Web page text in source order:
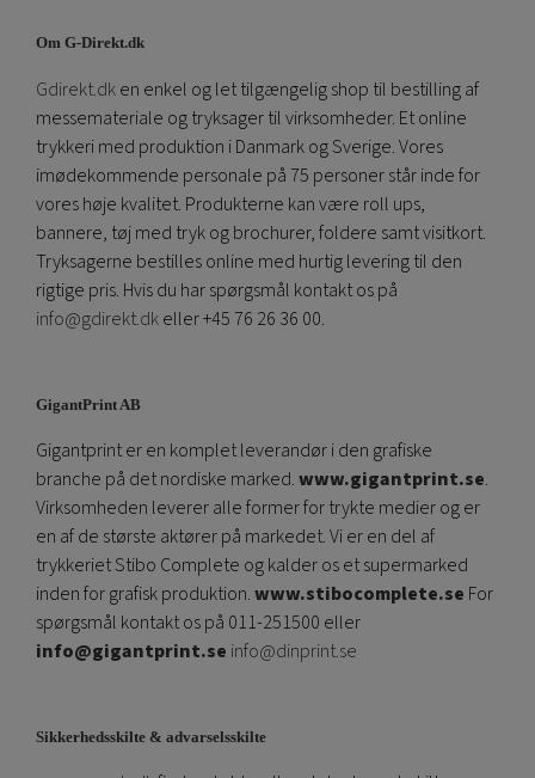
Om G-Direkt.dk
Gdirekt.dken enkel og let tilgængelig shop til bestilling af
messemateriale og tryksager til virksomheder. Et online
trykkeri med produktion i Danmark og Sverige. Vores
imødekommende personale på 75 personer står inde for
vores høje kvalitet. Produkterne kan være roll ups,
bannere, tøj med tryk og brochurer, foldere samt visitkort.
Tryksagerne bestilles online med hurtig levering til den
rigtige pris. Hvis du har spørgsmål kontakt os på
info@gdirekt.dkeller +45 76 26 36 00.
GigantPrint AB
Gigantprint er en komplet leverandør i den grafiske
branche på det nordiske marked.www.gigantprint.se.
Virksomheden leverer alle former for trykte medier og er
en af ​​de største aktører på markedet. Vi er en del af
trykkeriet Stibo Complete og kalder os et supermarked
inden for grafisk produktion.www.stibocomplete.se For
spørgsmål kontakt os på 011-251500 eller
info@gigantprint.se info@dinprint.se
Sikkerhedsskilte & advarselsskilte